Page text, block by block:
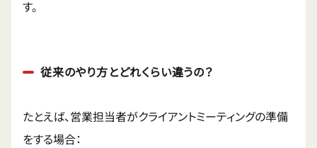
す。
従来のやり方とどれくらい違うの？
たとえば、営業担当者がクライアントミーティングの準備
をする場合：